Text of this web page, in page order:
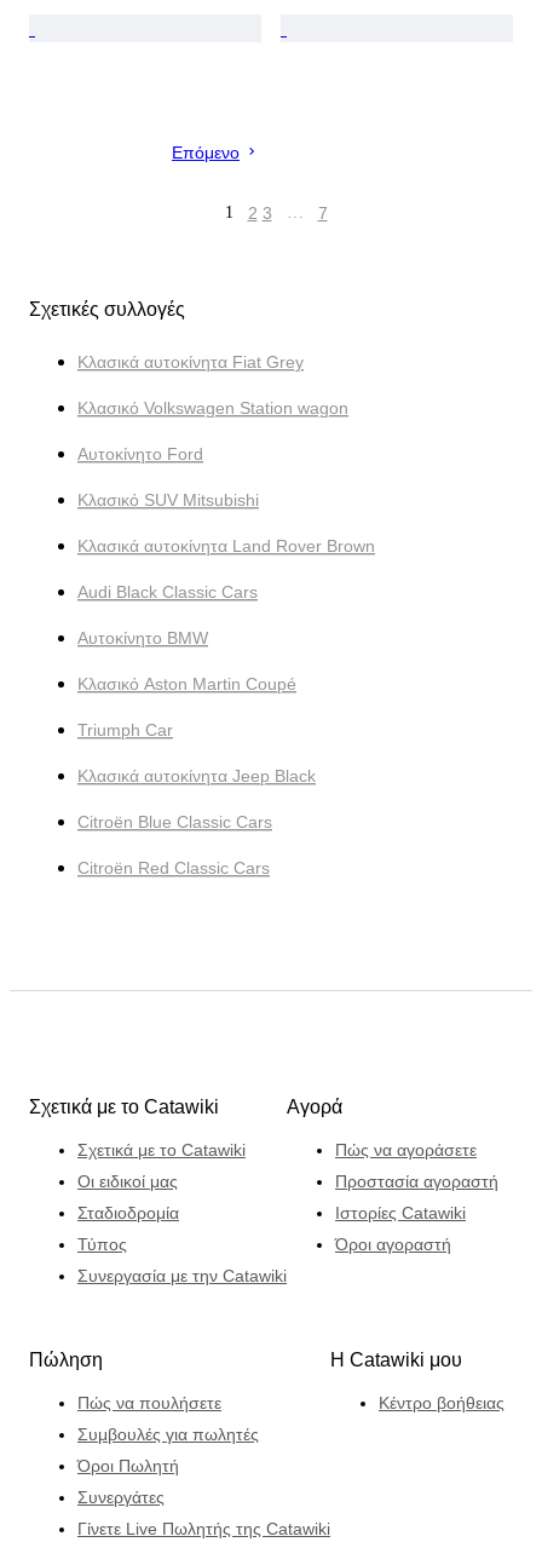
Επόμενο
1 2 3 … 7
Σχετικές συλλογές
Κλασικά αυτοκίνητα Fiat Grey
Κλασικό Volkswagen Station wagon
Αυτοκίνητο Ford
Κλασικό SUV Mitsubishi
Κλασικά αυτοκίνητα Land Rover Brown
Audi Black Classic Cars
Αυτοκίνητο BMW
Κλασικό Aston Martin Coupé
Triumph Car
Κλασικά αυτοκίνητα Jeep Black
Citroën Blue Classic Cars
Citroën Red Classic Cars
Σχετικά με το Catawiki
Σχετικά με το Catawiki
Οι ειδικοί μας
Σταδιοδρομία
Τύπος
Συνεργασία με την Catawiki
Αγορά
Πώς να αγοράσετε
Προστασία αγοραστή
Ιστορίες Catawiki
Όροι αγοραστή
Πώληση
Πώς να πουλήσετε
Συμβουλές για πωλητές
Όροι Πωλητή
Συνεργάτες
Γίνετε Live Πωλητής της Catawiki
Η Catawiki μου
Κέντρο βοήθειας